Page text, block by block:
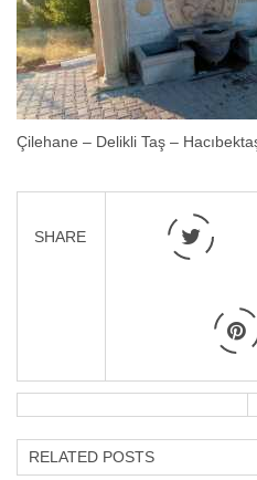
Çilehane – Delikli Taş –
SHARE
RELATED POSTS